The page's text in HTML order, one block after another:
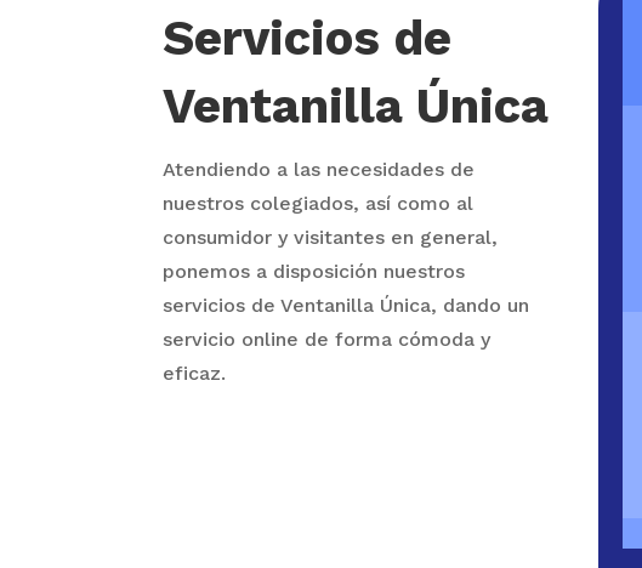
Servicios de
Ventanilla Única
Atendiendo a las necesidades de
nuestros colegiados, así como al
consumidor y visitantes en general,
ponemos a disposición nuestros
servicios de Ventanilla Única, dando un
servicio online de forma cómoda y
eficaz.